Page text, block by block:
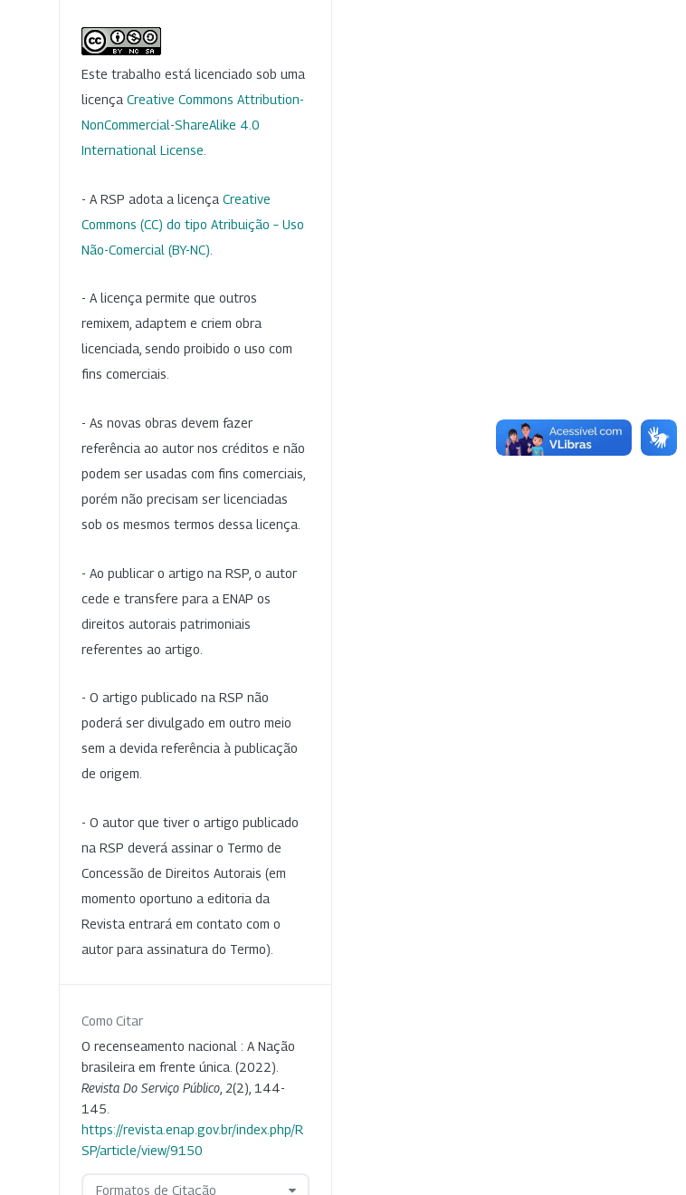
Este trabalho está licenciado sob uma
licença Creative Commons Attribution-
NonCommercial-ShareAlike 4.0
International License
- A RSP adota a licença Creative
Commons (CC) do tipo Atribuição – Uso
Não-Comercial (BY-NC)
- A licença permite que outros
remixem, adaptem e criem obra
licenciada, sendo proibido o uso com
fins comerciais.
- As novas obras devem fazer
referência ao autor nos créditos e não
podem ser usadas com fins comerciais,
porém não precisam ser licenciadas
sob os mesmos termos dessa licença.
- Ao publicar o artigo na RSP, o autor
cede e transfere para a ENAP os
direitos autorais patrimoniais
referentes ao artigo.
- O artigo publicado na RSP não
poderá ser divulgado em outro meio
sem a devida referência à publicação
de origem.
- O autor que tiver o artigo publicado
na RSP deverá assinar o Termo de
Concessão de Direitos Autorais (em
momento oportuno a editoria da
Revista entrará em contato com o
autor para assinatura do Termo).
Como Citar
O recenseamento nacional : A Nação
brasileira em frente única. (2022).
Revista Do Serviço Público 2(2), 144-
145.
https://revista.enap.gov.br/index.php/R
SP/article/view/9150
Formatos de Citação